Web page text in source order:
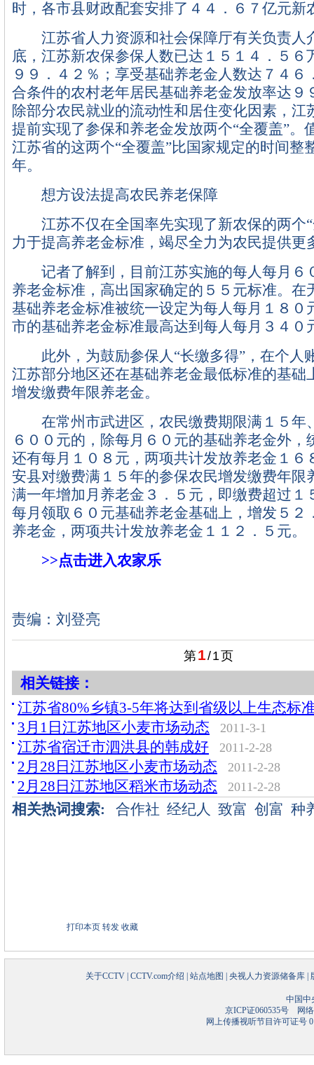
时，各市县财政配套安排了４４．６７亿元新
江苏省人力资源和社会保障厅有关负责人
底，江苏新农保参保人数已达１５１４．５６
９９．４２％；享受基础养老金人数达７４６
合条件的农村老年居民基础养老金发放率达９
除部分农民就业的流动性和居住变化因素，江
提前实现了参保和养老金发放两个“全覆盖”。
江苏省的这两个“全覆盖”比国家规定的时间整
年。
想方设法提高农民养老保障
江苏不仅在全国率先实现了新农保的两个“
力于提高养老金标准，竭尽全力为农民提供更
记者了解到，目前江苏实施的每人每月６
养老金标准，高出国家确定的５５元标准。在
基础养老金标准被统一设定为每人每月１８０
市的基础养老金标准最高达到每人每月３４０
此外，为鼓励参保人“长缴多得”，在个人
江苏部分地区还在基础养老金最低标准的基础
增发缴费年限养老金。
在常州市武进区，农民缴费期限满１５年
６００元的，除每月６０元的基础养老金外，
还有每月１０８元，两项共计发放养老金１６
安县对缴费满１５年的参保农民增发缴费年限
满一年增加月养老金３．５元，即缴费超过１
每月领取６０元基础养老金基础上，增发５２
养老金，两项共计发放养老金１１２．５元。
>>点击进入农家乐
责编：刘登亮
第1/1页
相关链接：
江苏省80%乡镇3-5年将达到省级以上生态标
3月1日江苏地区小麦市场动态
2011-3-1
江苏省宿迁市泗洪县的韩成好 2011-2-28
2月28日江苏地区小麦市场动态 2011-2-28
2月28日江苏地区稻米市场动态 2011-2-28
相关热词搜索: 合作社 经纪人 致富 创富 种
打印本页 转发 收藏
关于CCTV CCTV.com介绍 站点地图 央视人力资源储备库
中国中
京ICP证060535号网络
网上传播视听节目许可证号